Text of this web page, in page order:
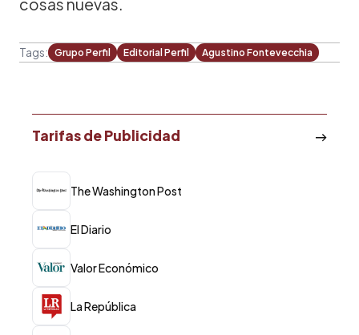
Tags: Grupo Perfil Editorial Perfil Agustino Fontevecchia
Tarifas de Publicidad
The Washington Post
El Diario
Valor Económico
La República